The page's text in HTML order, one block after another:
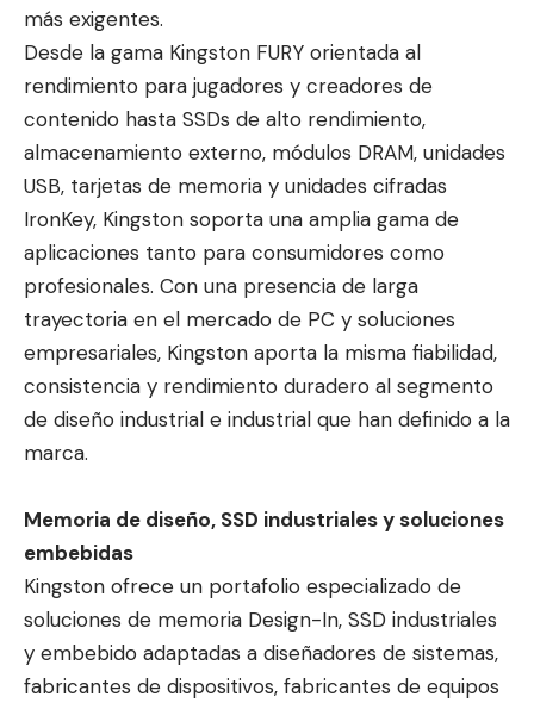
más exigentes.
Desde la gama Kingston FURY orientada al
rendimiento para jugadores y creadores de
contenido hasta SSDs de alto rendimiento,
almacenamiento externo, módulos DRAM, unidades
USB, tarjetas de memoria y unidades cifradas
IronKey, Kingston soporta una amplia gama de
aplicaciones tanto para consumidores como
profesionales. Con una presencia de larga
trayectoria en el mercado de PC y soluciones
empresariales, Kingston aporta la misma fiabilidad,
consistencia y rendimiento duradero al segmento
de diseño industrial e industrial que han definido a la
marca.
Memoria de diseño, SSD industriales y soluciones
embebidas
Kingston ofrece un portafolio especializado de
soluciones de memoria Design-In, SSD industriales
y embebido adaptadas a diseñadores de sistemas,
fabricantes de dispositivos, fabricantes de equipos